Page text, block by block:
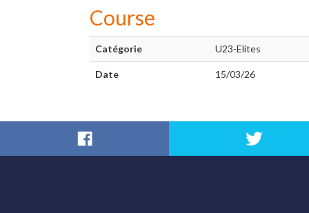
Course
Catégorie U23-Elites
Date 15/03/26